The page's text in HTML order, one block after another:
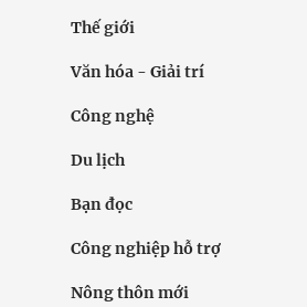
Thế giới
Văn hóa - Giải trí
Công nghệ
Du lịch
Bạn đọc
Công nghiệp hỗ trợ
Nông thôn mới